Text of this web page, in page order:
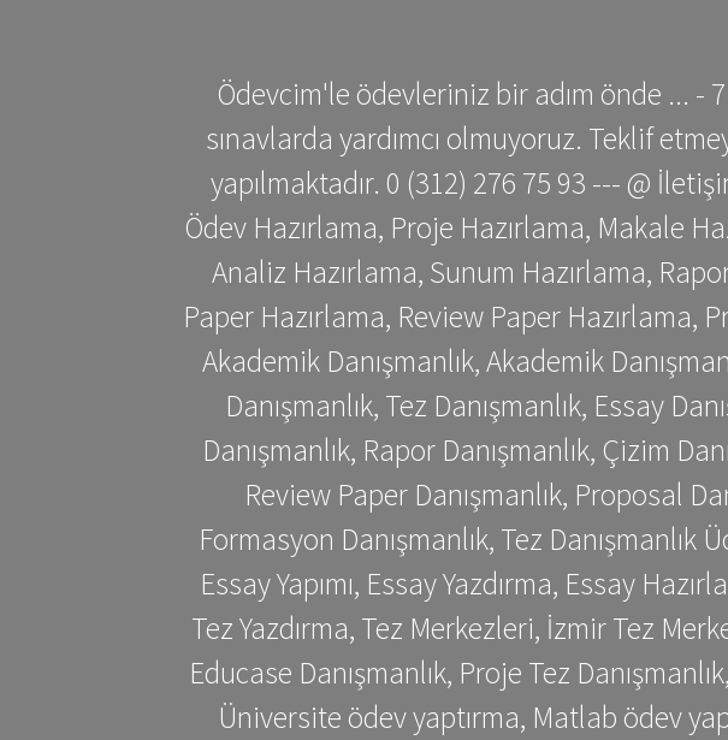
Ödevcim'le ödevleriniz bir adım önde ... -
sınavlarda yardımcı olmuyoruz. Teklif
yapılmaktadır. 0 (312) 276 75 93 --- @
Ödev Hazırlama, Proje Hazırlama, Makale
Analiz Hazırlama, Sunum Hazırlama,
Paper Hazırlama, Review Paper Hazırlama,
Akademik Danışmanlık, Akademik
Danışmanlık, Tez Danışmanlık, Essay
Danışmanlık, Rapor Danışmanlık, Çizim
Review Paper Danışmanlık, Proposal
Formasyon Danışmanlık, Tez Danışmanlık
Essay Yapımı, Essay Yazdırma, Essay
Tez Yazdırma, Tez Merkezleri, İzmir Tez
Educase Danışmanlık, Proje Tez
Üniversite ödev yaptırma, Matlab ödev